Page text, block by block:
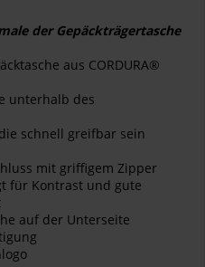
der Gepäckträgertasche
aus CORDURA®
unterhalb des
schnell greifbar sein
mit griffigem Zipper
für Kontrast und gute
auf der Unterseite